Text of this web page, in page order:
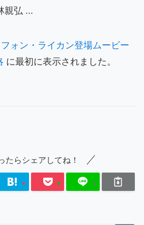
親弘 ...
フォン・ライカン登場ムービー
に最初に表示されました。
たらシェアしてね！